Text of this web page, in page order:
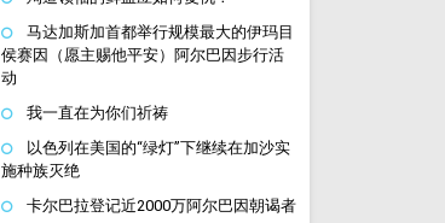
马达加斯加首都举行规模最大的伊玛目
侯赛因（愿主赐他平安）阿尔巴因步行活
动
我一直在为你们祈祷
以色列在美国的“绿灯”下继续在加沙实
施种族灭绝
卡尔巴拉登记近2000万阿尔巴因朝谒者